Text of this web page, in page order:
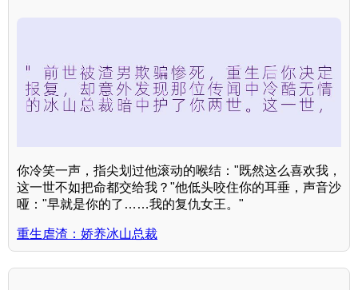
你冷笑一声，指尖划过他滚动的喉结："既然这么喜欢我，
这一世不如把命都交给我？"他低头咬住你的耳垂，声音沙
哑："早就是你的了……我的复仇女王。"
重生虐渣：娇养冰山总裁